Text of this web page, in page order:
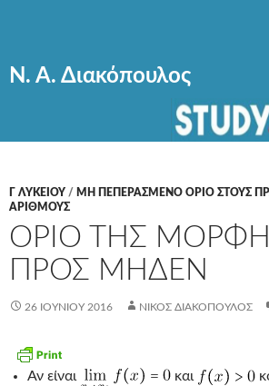
Ν. Α. Διακόπουλος
Γ ΛΥΚΕΊΟΥ / ΜΗ ΠΕΠΕΡΑΣΜΕΝΟ ΟΡΙΟ ΣΤΟΥΣ
ΑΡΙΘΜΟΥΣ
ΟΡΙΟ ΤΗΣ
ΠΡΟΣ ΜΗΔΕΝ
26 ΙΟΥΝΊΟΥ 2016 ΝΊΚΟΣ ΔΙΑΚΌΠΟΥΛΟΣ
Αν είναι και